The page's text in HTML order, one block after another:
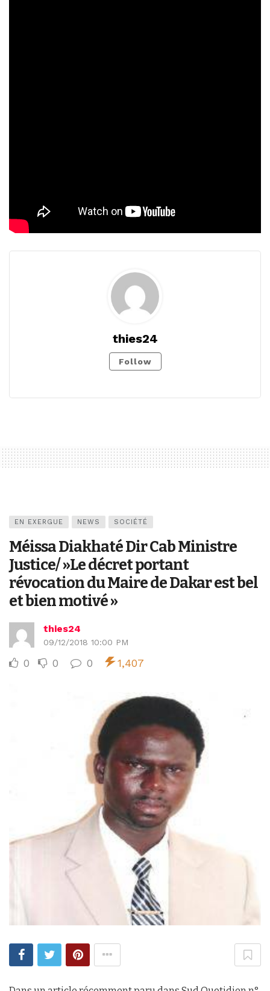
thies24
Follow
EN EXERGUE NEWS SOCIÉTÉ
Méissa Diakhaté Dir Cab Ministre
Justice/ »Le décret portant
révocation du Maire de Dakar est bel
et bien motivé »
thies24
09/12/2018 10:00 PM
0 0 0 1,407